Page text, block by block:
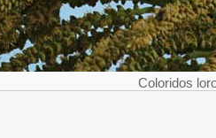
Coloridos